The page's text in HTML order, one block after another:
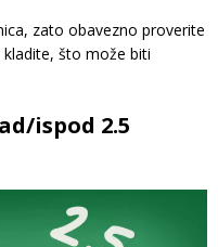
zato obavezno proverite
što može biti
ispod 2.5